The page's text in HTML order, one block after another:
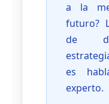
a la
futuro?
de
es
experto.